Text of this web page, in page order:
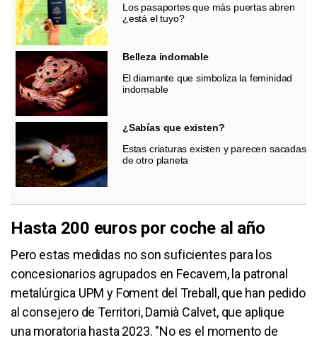
Los pasaportes que más puertas abren
¿está el tuyo?
Belleza indomable
El diamante que simboliza la feminidad
indomable
¿Sabías que existen?
Estas criaturas existen y parecen sacadas
de otro planeta
Hasta 200 euros por coche al año
Pero estas medidas no son suficientes para los
concesionarios agrupados en Fecavem, la patronal
metalúrgica UPM y Foment del Treball, que han pedido
al consejero de Territori, Damià Calvet, que aplique
una moratoria hasta 2023. "No es el momento de